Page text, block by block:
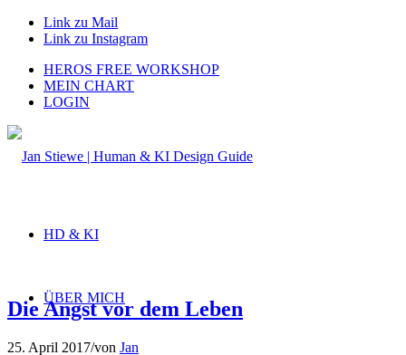
Link zu Mail
Link zu Instagram
HEROS FREE WORKSHOP
MEIN CHART
LOGIN
HD & KI
ÜBER MICH
Die Angst vor dem Leben
25. April 2017/von Jan